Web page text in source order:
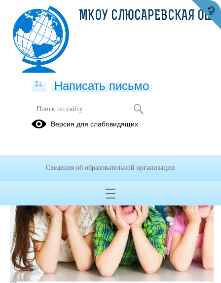
МКОУ СЛЮСАРЕВСКАЯ ОШ
Написать письмо
Версия для слабовидящих
Сведения об образовательной организации